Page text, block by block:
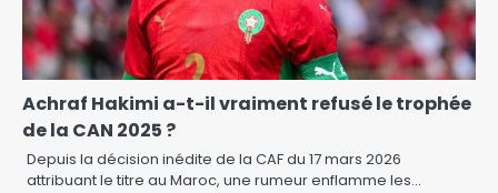
Achraf Hakimi a-t-il vraiment refusé le trophée
de la CAN 2025 ?
Depuis la décision inédite de la CAF du 17 mars 2026
attribuant le titre au Maroc, une rumeur enflamme les…